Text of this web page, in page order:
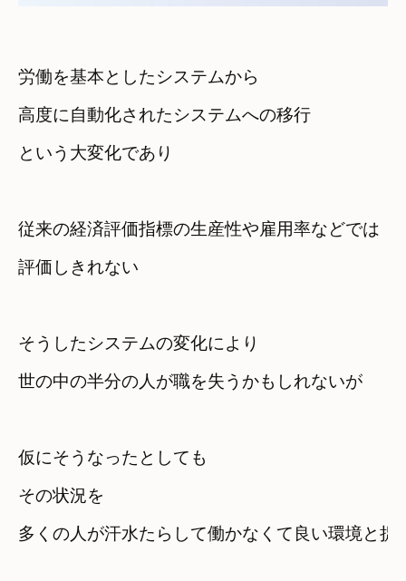
労働を基本としたシステムから
高度に自動化されたシステムへの移行
従来の経済評価指標の生産性や雇用率などでは
評価しきれない
そうしたシステムの変化により
世の中の半分の人が職を失うかもしれないが
仮にそうなったとしても
その状況を
多くの人が汗水たらして働かなくて良い環境と捉